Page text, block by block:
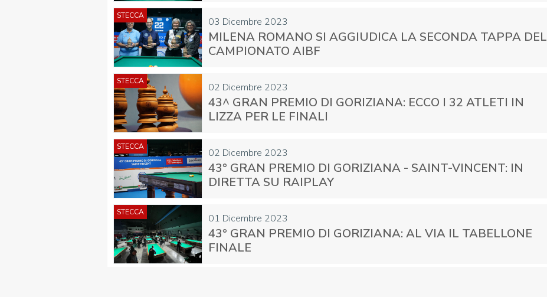
03 Dicembre 2023
STECCA
MILENA ROMANO SI AGGIUDICA LA SECONDA TAPPA DEL
CAMPIONATO AIBF
02 Dicembre 2023
STECCA
43^ GRAN PREMIO DI GORIZIANA: ECCO I 32 ATLETI IN
LIZZA PER LE FINALI
02 Dicembre 2023
STECCA
43° GRAN PREMIO DI GORIZIANA - SAINT-VINCENT: IN
DIRETTA SU RAIPLAY
01 Dicembre 2023
STECCA
43° GRAN PREMIO DI GORIZIANA: AL VIA IL TABELLONE
FINALE